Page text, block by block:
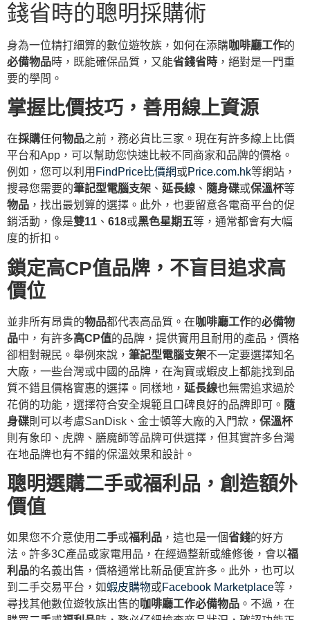
錢省時的聰明採購術
身為一位精打細算的數位遊牧族，如何在添購咖啡廳工作的
必備物品時，既能確保品質，又能省錢省時 ，絕對是一門重
要的學問。
掌握比價技巧，善用線上資源
在採購任何物品之前，務必貨比三家。現在有許多線上比價
平台和App，可以幫助您快速比較不同商家和品牌的價格。
例如，您可以利用 FindPrice比價網或Price.com.hk等網站，
搜尋您需要的筆記型電腦支架 、 延長線 、 隨身碟或保溫杯等
物品 ，找出最划算的選擇。此外，也要留意各電商平台的促
銷活動，像是雙11 、 618或黑色星期五等，通常都會有大幅
度的折扣。
鎖定高CP值品牌，不盲目追求高
價位
並非所有昂貴的物品都代表高品質。在咖啡廳工作的必備物
品中，有許多高CP值的品牌，提供實用且耐用的產品，價格
卻相對親民。舉例來說， 筆記型電腦支架不一定要選擇知名
大廠，一些台灣或中國的品牌，在淘寶或蝦皮上都能找到品
質不錯且價格實惠的選擇。同樣地， 延長線也無需追求過於
花俏的功能，選擇符合安全規範且口碑良好的品牌即可。 隨
身碟則可以考慮SanDisk、金士頓等大廠的入門款， 保溫杯
則有象印、虎牌、膳魔師等品牌可供選擇，但其實許多台灣
在地品牌也有不錯的保溫效果和設計。
聰明選購二手或福利品，創造額外
價值
如果您不介意使用 二手或福利品 ，這也是一個省錢的好方
法。許多3C產品或家電用品，在經過整新或維修後，會以福
利品的名義出售，價格通常比新品便宜許多。此外，也可以
到二手交易平台，如蝦皮購物或Facebook Marketplace等，
尋找其他數位遊牧族出售的咖啡廳工作必備物品 。不過，在